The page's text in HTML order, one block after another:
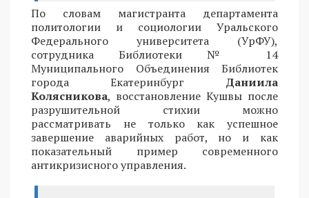
По словам магистранта департамента
политологии и социологии Уральского
Федерального университета (УрФУ),
сотрудника Библиотеки № 14
Муниципального Объединения Библиотек
города Екатеринбург Даниила
Колясникова, восстановление Кушвы после
разрушительной стихии можно
рассматривать не только как успешное
завершение аварийных работ, но и как
показательный пример современного
антикризисного управления.